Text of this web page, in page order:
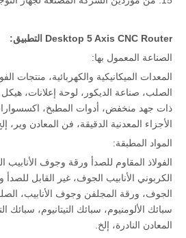
Desktop 5 Axis CNC Router التطبيق:
الصناعة المعمول بها:
المعدات الميكانيكية والكهربائية، منتجات
الصلب، صناعة الديكور، لوحة إعلانات،
ذات جهد منخفض، أدوات المطبخ،
الأجزاء المعدنية الدقيقة، فن المعادن وير،
المواد المطبقة:
الفولاذ المقاوم للصدأ ورقة وجوف
الكربوني الأنابيب الجوف، غير القابل للصدأ
الجوف، ورقة المجلفن وجوف الأنابيب، الصلب
سبائك الألومنيوم، سبائك التيتانيوم، سبائك
المعادن النادرة، إلخ.